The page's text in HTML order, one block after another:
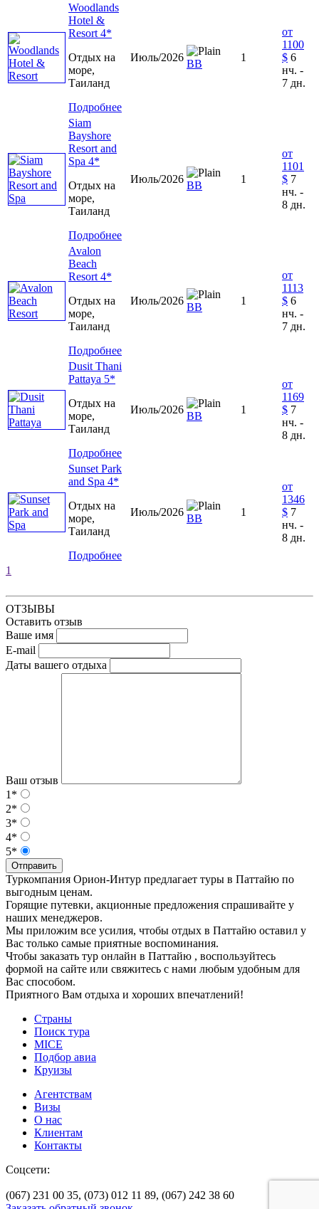
Woodlands
Hotel &
Resort 4*
Отдых на
море,
Таиланд
Подробнее
Июль/2026
ВВ
1
от
1100
$ 6
нч. -
7 дн.
Siam
Bayshore
Resort and
Spa 4*
Отдых на
море,
Таиланд
Подробнее
Июль/2026
ВВ
1
от
1101
$ 7
нч. -
8 дн.
Avalon
Beach
Resort 4*
Отдых на
море,
Таиланд
Подробнее
Июль/2026
ВВ
1
от
1113
$ 6
нч. -
7 дн.
Dusit Thani
Pattaya 5*
Отдых на
море,
Таиланд
Подробнее
Июль/2026
ВВ
1
от
1169
$ 7
нч. -
8 дн.
Sunset Park
and Spa 4*
Отдых на
море,
Таиланд
Подробнее
Июль/2026
ВВ
1
от
1346
$ 7
нч. -
8 дн.
1
ОТЗЫВЫ
Оставить отзыв
Ваше имя
E-mail
Даты вашего отдыха
Ваш отзыв
1*
2*
3*
4*
5*
Отправить
Туркомпания Орион-Интур предлагает туры в Паттайю по
выгодным ценам.
Горящие путевки, акционные предложения спрашивайте у
наших менеджеров.
Мы приложим все усилия, чтобы отдых в Паттайю оставил у
Вас только самые приятные воспоминания.
Чтобы заказать тур онлайн в Паттайю , воспользуйтесь
формой на сайте или свяжитесь с нами любым удобным для
Вас способом.
Приятного Вам отдыха и хороших впечатлений!
Страны
Поиск тура
MICE
Подбор авиа
Круизы
Агентствам
Визы
О нас
Клиентам
Контакты
Соцсети:
(067) 231 00 35, (073) 012 11 89, (067) 242 38 60